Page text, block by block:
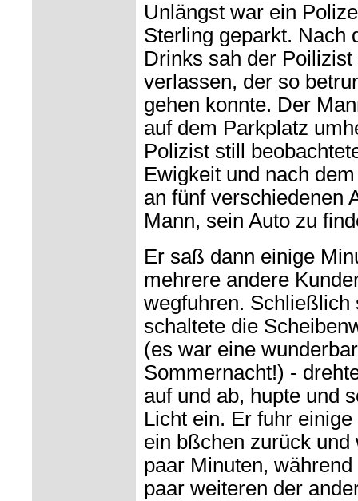
Unlängst war ein
Sterling geparkt. Nach
Drinks sah der
verlassen, der so
gehen konnte. Der
auf dem Parkplatz
Polizist still
Ewigkeit und nach
an fünf verschiedenen
Mann, sein Auto zu
Er saß dann einige
mehrere andere
wegfuhren. Schließlich
schaltete die
(es war eine
Sommernacht!) -
auf und ab, hupte und
Licht ein. Er fuhr
ein bßchen zurück
paar Minuten,
paar weiteren der